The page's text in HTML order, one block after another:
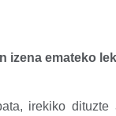
izena emateko
irekiko